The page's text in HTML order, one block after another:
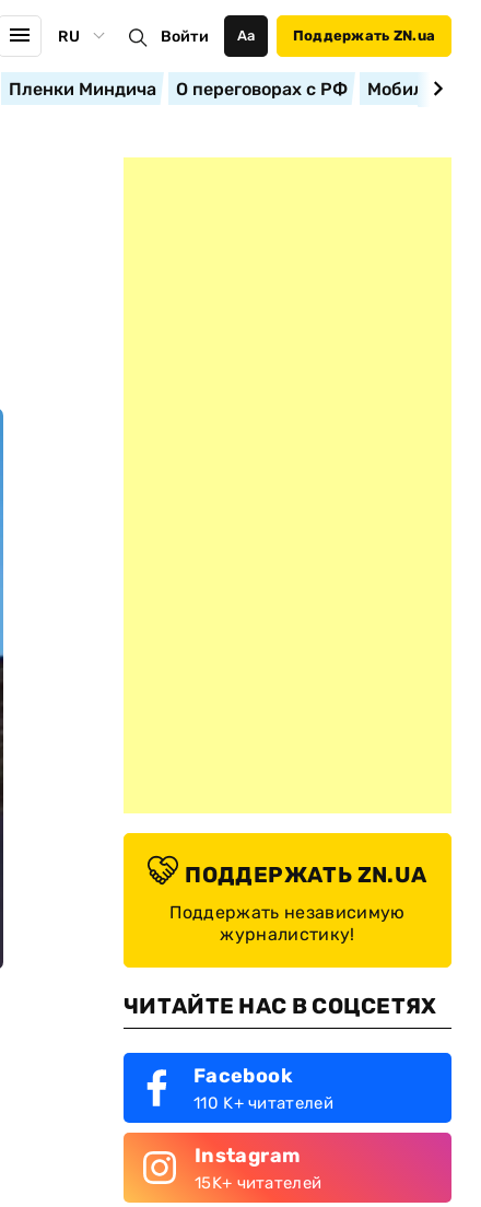
RU Войти Аа Поддержать ZN.ua
Пленки Миндича О переговорах с РФ
ПОДДЕРЖАТЬ ZN.UA
Поддержать независимую
журналистику!
ЧИТАЙТЕ НАС В СОЦСЕТЯХ
Facebook
110 K+ читателей
Instagram
15K+ читателей